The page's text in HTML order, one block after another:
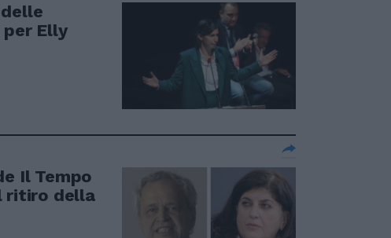
Elly
Il Tempo
ritiro della